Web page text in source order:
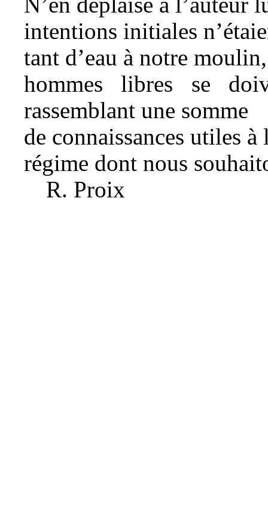
intentions initiales
tant d’eau à notre
hommes libres se
rassemblant une somme
de connaissances utiles
régime dont nous
R. Proix